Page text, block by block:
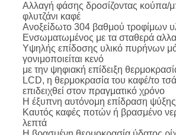
Αλλαγή φάσης δροσίζοντας κούπα/
φλυτζάνι καφέ
Ανοξείδωτο 304 βαθμού τροφίμων
Ενσωματωμένος με τα σταθερά
Υψηλής επίδοσης υλικό πυρήνων
γονιμοποιείται κενό
με την ψηφιακή επίδειξη
LCD, η θερμοκρασία του καφέ/το
επιδειχθεί στον πραγματικό χρόνο
Η έξυπνη αυτόνομη επίδραση ψύξης
Καυτός καφές ποτών ή βρασμένο
λεπτά